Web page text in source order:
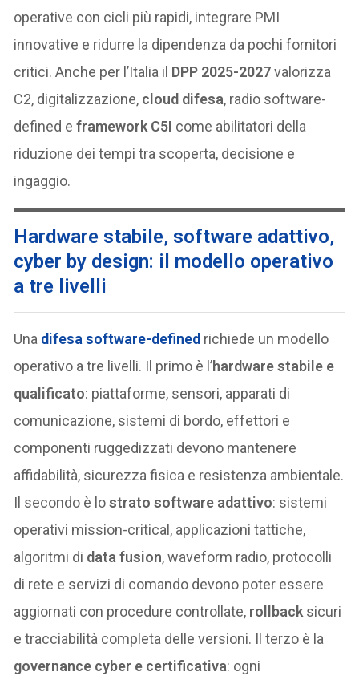
operative con cicli più rapidi, integrare PMI
innovative e ridurre la dipendenza da pochi fornitori
critici. Anche per l’Italia il DPP 2025-2027valorizza
C2, digitalizzazione, cloud difesa, radio software-
defined eframework C5I come abilitatori della
riduzione dei tempi tra scoperta, decisione e
ingaggio.
Hardware stabile, software adattivo,
cyber by design: il modello operativo
a tre livelli
Una difesa software-defined richiede un modello
operativo a tre livelli. Il primo è l’hardware stabile e
qualificato: piattaforme, sensori, apparati di
comunicazione, sistemi di bordo, effettori e
componenti ruggedizzati devono mantenere
affidabilità, sicurezza fisica e resistenza ambientale.
Il secondo è lostrato software adattivo: sistemi
operativi mission-critical, applicazioni tattiche,
algoritmi di data fusion, waveform radio, protocolli
di rete e servizi di comando devono poter essere
aggiornati con procedure controllate, rollback sicuri
e tracciabilità completa delle versioni. Il terzo è la
governance cyber e certificativa: ogni